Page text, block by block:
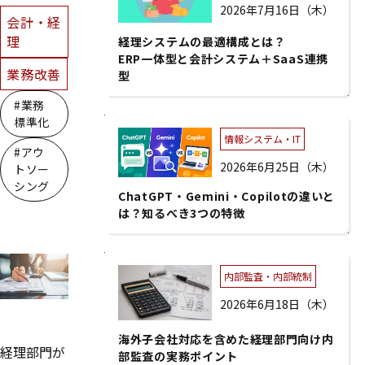
会計・経
理
業務改善
#業務
標準化
#アウ
トソー
シング
経理部門が
2026年7月16日（木）
経理システムの最適構成とは？
ERP一体型と会計システム＋SaaS連携
型
情報システム・IT
2026年6月25日（木）
ChatGPT・Gemini・Copilotの違いと
は？知るべき3つの特徴
内部監査・内部統制
2026年6月18日（木）
海外子会社対応を含めた経理部門向け内
部監査の実務ポイント